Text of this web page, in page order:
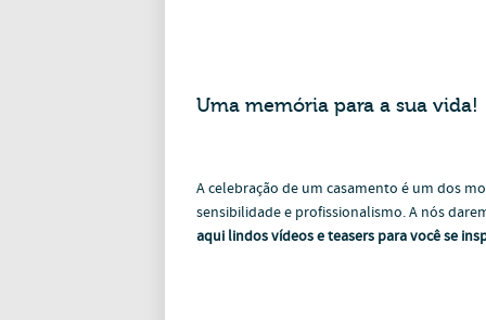
Uma memória para a sua vida!
A celebração de um casamento é um dos
sensibilidade e profissionalismo. A nós
aqui lindos vídeos e teasers para você se